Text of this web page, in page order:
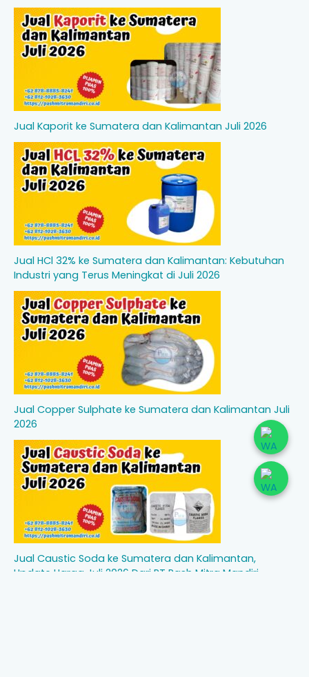
Jual Kaporit ke Sumatera dan Kalimantan Juli 2026
Jual HCl 32% ke Sumatera dan Kalimantan: Kebutuhan
Industri yang Terus Meningkat di Juli 2026
Jual Copper Sulphate ke Sumatera dan Kalimantan Juli
2026
Jual Caustic Soda ke Sumatera dan Kalimantan,
Update Harga Juli 2026 Dari PT Pash Mitra Mandiri